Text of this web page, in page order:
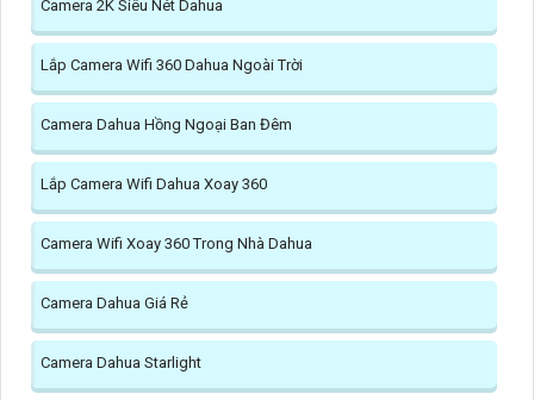
Camera 2K Siêu Nét Dahua
Lắp Camera Wifi 360 Dahua Ngoài Trời
Camera Dahua Hồng Ngoại Ban Đêm
Lắp Camera Wifi Dahua Xoay 360
Camera Wifi Xoay 360 Trong Nhà Dahua
Camera Dahua Giá Rẻ
Camera Dahua Starlight